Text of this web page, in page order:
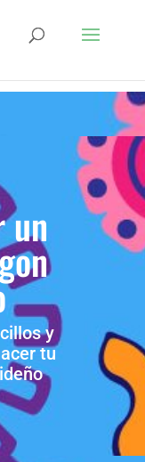
un
y
tu